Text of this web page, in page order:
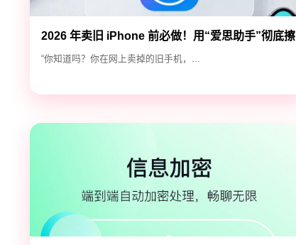
2026 年卖旧 iPhone 前必做！用“爱思助手”彻底擦
除隐私，防止数据泄露
“你知道吗？你在网上卖掉的旧手机，...